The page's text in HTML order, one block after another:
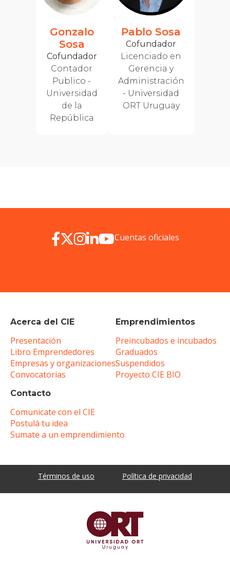
Cofundador
Gonzalo
Sosa
Contador
Publico -
Universidad
de la
República
Cofundador
Pablo Sosa
Licenciado en
Gerencia y
Administración
- Universidad
ORT Uruguay
Acerca del CIE
Presentación
Libro Emprendedores
Empresas y organizaciones
Convocatorias
Emprendimientos
Preincubados e incubados
Graduados
Suspendidos
Proyecto CIE BIO
Contacto
Comunicate con el CIE
Postulá tu idea
Sumate a un emprendimiento
Cuentas oficiales
Términos de uso Política de privacidad